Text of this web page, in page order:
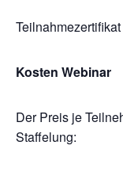
Teilnahmezertifikat
Kosten Webinar
Der Preis je
Staffelung: